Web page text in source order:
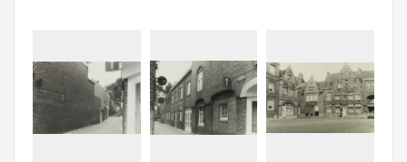
Gebeurtenis
Persoon of collectief